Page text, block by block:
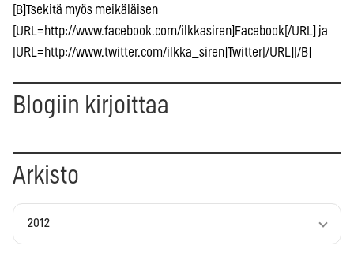
[B]Tsekitä myös meikäläisen
[URL=http://www.facebook.com/ilkkasiren]Facebook[/URL] ja
[URL=http://www.twitter.com/ilkka_siren]Twitter[/URL][/B]
Blogiin kirjoittaa
Arkisto
2012